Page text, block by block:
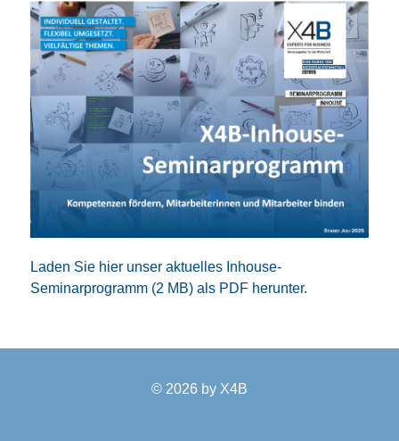
Laden Sie hier unser aktuelles Inhouse-
Seminarprogramm (2 MB) als PDF herunter.
© 2026 by X4B